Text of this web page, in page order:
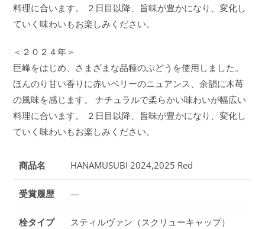
料理に合います。 ２日目以降、旨味が豊かになり、変化し
ていく味わいもお楽しみください。
＜２０２４年＞
巨峰をはじめ、さまざまな品種のぶどうを使用しました。
ほんのり甘い香りに赤いベリーのニュアンス、余韻に木苺
の風味を感じます。 ナチュラルで柔らかい味わいが幅広い
料理に合います。 ２日目以降、旨味が豊かになり、変化し
ていく味わいもお楽しみください。
商品名 HANAMUSUBI 2024,2025 Red
受賞履歴 —
栓タイプ スティルヴァン（スクリューキャップ）